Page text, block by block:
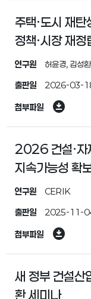
주택·도시 재
정책·시장 재정
연구원 허윤경, 김성
출판일 2026-03-
첨부파일 download_for_offline
2026 건설·자
지속가능성 확
연구원 CERIK
출판일 2025-11-
첨부파일 download_for_offline
새 정부 건설산
환 세미나